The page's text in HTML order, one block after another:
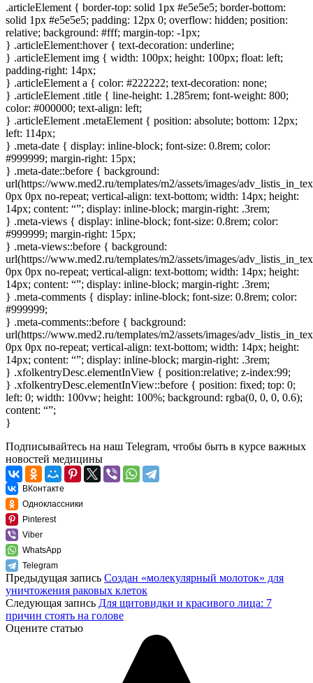
.articleElement { border-top: solid 1px #e5e5e5; border-bottom:
solid 1px #e5e5e5; padding: 12px 0; overflow: hidden; position:
relative; background: #fff; margin-top: -1px;
} .articleElement:hover { text-decoration: underline;
} .articleElement img { width: 100px; height: 100px; float: left;
padding-right: 14px;
} .articleElement a { color: #222222; text-decoration: none;
} .articleElement .title { line-height: 1.285rem; font-weight: 800;
color: #000000; text-align: left;
} .articleElement .metaElement { position: absolute; bottom: 12px;
left: 114px;
} .meta-date { display: inline-block; font-size: 0.8rem; color:
#999999; margin-right: 15px;
} .meta-date::before { background:
url(https://www.med2.ru/templates/m2/assets/images/
0px 0px no-repeat; vertical-align: text-bottom; width: 14px; height:
14px; content: “”; display: inline-block; margin-right: .3rem;
} .meta-views { display: inline-block; font-size: 0.8rem; color:
#999999; margin-right: 15px;
} .meta-views::before { background:
url(https://www.med2.ru/templates/m2/assets/images/
0px 0px no-repeat; vertical-align: text-bottom; width: 14px; height:
14px; content: “”; display: inline-block; margin-right: .3rem;
} .meta-comments { display: inline-block; font-size: 0.8rem; color:
#999999;
} .meta-comments::before { background:
url(https://www.med2.ru/templates/m2/assets/images/
0px 0px no-repeat; vertical-align: text-bottom; width: 14px; height:
14px; content: “”; display: inline-block; margin-right: .3rem;
} .xfolkentryDesc.elementInView { position:relative; z-index:99;
} .xfolkentryDesc.elementInView::before { position: fixed; top: 0;
left: 0; width: 100vw; height: 100%; background: rgba(0, 0, 0, 0.6);
content: “”;
}
Подписывайтесь на наш Telegram, чтобы быть в курсе важных
новостей медицины
ВКонтакте
Одноклассники
Pinterest
Viber
WhatsApp
Telegram
Предыдущая запись Создан «молекулярный молоток» для
уничтожения раковых клеток
Следующая запись Для щитовидки и красивого лица: 7
причин стоять на голове
Оцените статью